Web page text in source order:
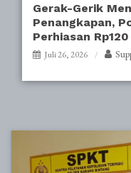
Gerak-Gerik
Penangkapan,
Perhiasan
Juli 26, 2026